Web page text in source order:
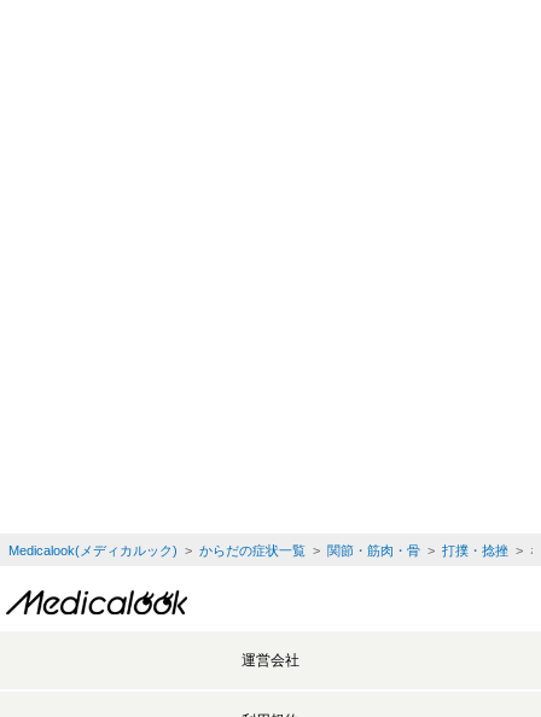
Medicalook(メディカルック) > からだの症状一覧> 関節・筋肉・骨> 打撲・捻挫> な
運営会社